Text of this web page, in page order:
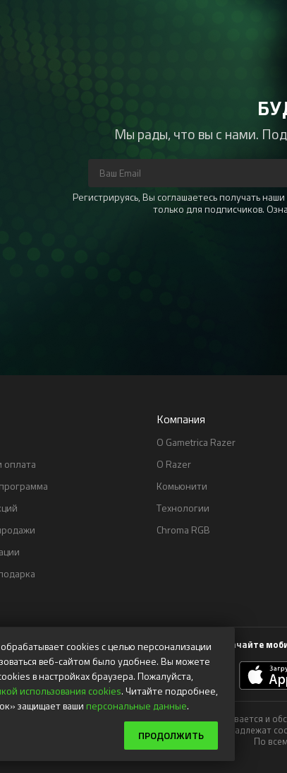
Мы рады, что вы с нами.
Регистрируясь, Вы соглашаетесь получать
только для подписчиков.
оплата
Компания
О Gametrica Razer
О Razer
Комьюнити
Технологии
Chroma RGB
Скачайте
by Syntes. Интернет-магазин gametrica.ru поддерживается и
Используемые торговые марки принадлежат
По
cookies с целью персонализации
веб-сайтом было удобнее. Вы можете
в настройках браузера. Пожалуйста,
использования cookies. Читайте подробнее,
защищает ваши персональные данные.
ПРОДОЛЖИТЬ